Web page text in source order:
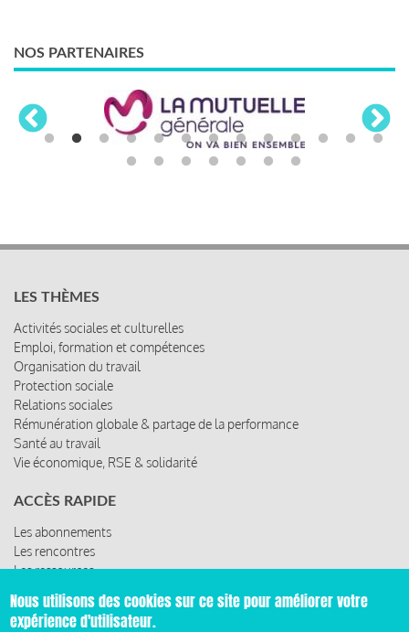
NOS PARTENAIRES
LES THÈMES
Activités sociales et culturelles
Emploi, formation et compétences
Organisation du travail
Protection sociale
Relations sociales
Rémunération globale & partage de la performance
Santé au travail
Vie économique, RSE & solidarité
ACCÈS RAPIDE
Les abonnements
Les rencontres
Les ressources
Nous utilisons des cookies sur ce site pour améliorer votre
expérience d'utilisateur.